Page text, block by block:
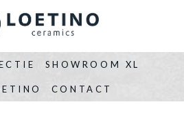
SHOWROOM XL
CONTACT